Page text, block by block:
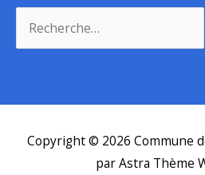
Copyright © 2026 Commune
parAstra Thème